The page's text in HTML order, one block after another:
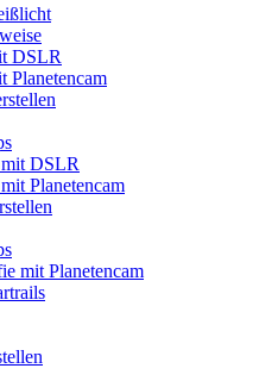
DSLR
Planetencam
DSLR
Planetencam
mit Planetencam